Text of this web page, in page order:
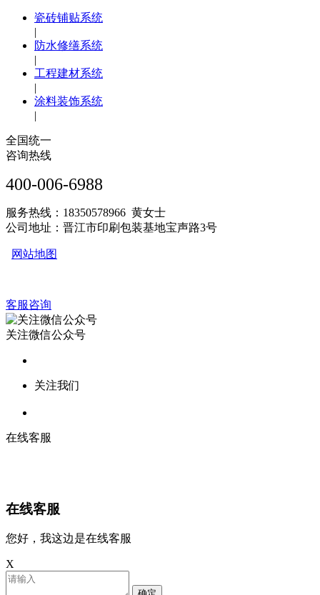
瓷砖铺贴系统
|
防水修缮系统
|
工程建材系统
|
涂料装饰系统
|
全国统一
咨询热线
400-006-6988
服务热线：18350578966 黄女士
公司地址：晋江市印刷包装基地宝声路3号
网站地图
客服咨询
关注微信公众号
关注我们
在线客服
在线客服
您好，我这边是在线客服
X